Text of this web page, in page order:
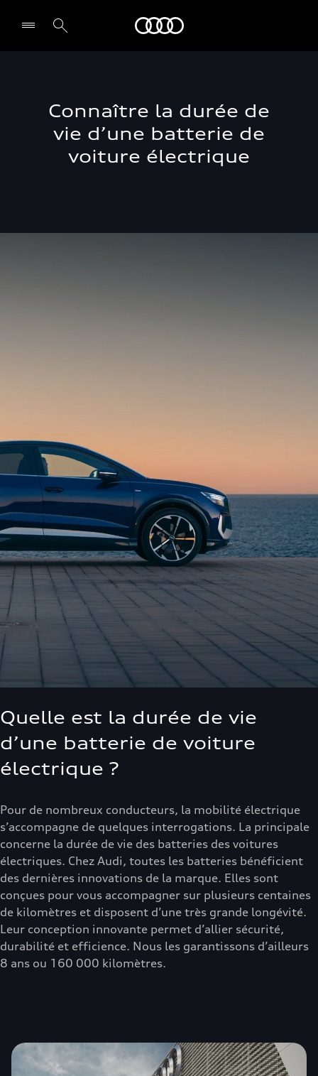
Connaître la durée de
vie d’une batterie de
voiture électrique
Quelle est la durée de vie
d’une batterie de voiture
électrique ?
Pour de nombreux conducteurs, la mobilité électrique
s’accompagne de quelques interrogations. La principale
concerne la durée de vie des batteries des voitures
électriques. Chez Audi, toutes les batteries bénéficient
des dernières innovations de la marque. Elles sont
conçues pour vous accompagner sur plusieurs centaines
de kilomètres et disposent d’une très grande longévité.
Leur conception innovante permet d’allier sécurité,
durabilité et efficience. Nous les garantissons d’ailleurs
8 ans ou 160 000 kilomètres.